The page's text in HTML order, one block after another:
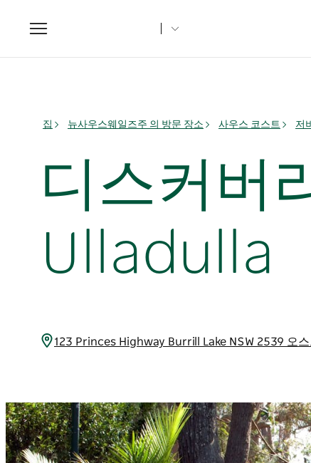
Toggle
navigation
집 뉴사우스웨일즈주 의 방문 장소 사우스 코스트 저
디스커버
Ulladulla
123 Princes Highway Burrill Lake NSW 2539 오